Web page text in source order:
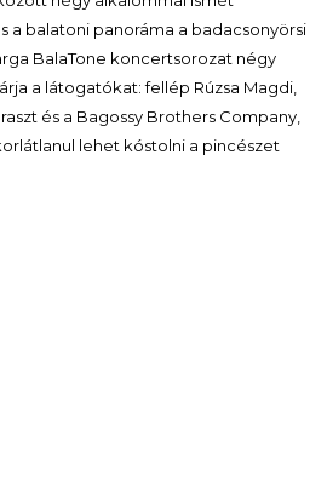
a balatoni panoráma a badacsonyörsi
BalaTone koncertsorozat négy
a látogatókat: fellép Rúzsa Magdi,
és a Bagossy Brothers Company,
lehet kóstolni a pincészet